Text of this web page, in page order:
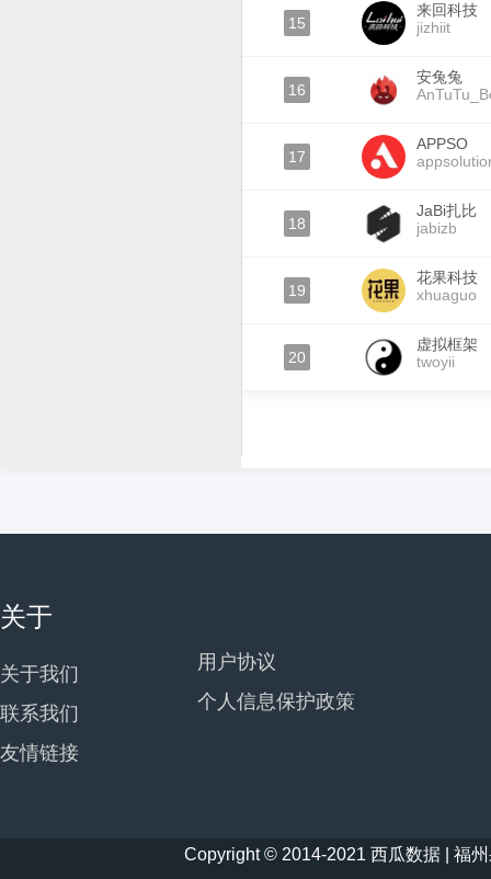
15
来回科技
jizhiit
16
安兔兔
17
APPSO
18
JaBi扎比
jabizb
19
花果科技
xhuaguo
20
虚拟框架
twoyii
关于
关于我们
联系我们
友情链接
用户协议
个人信息保护政策
Copyright © 2014-2021 西瓜数据 | 福